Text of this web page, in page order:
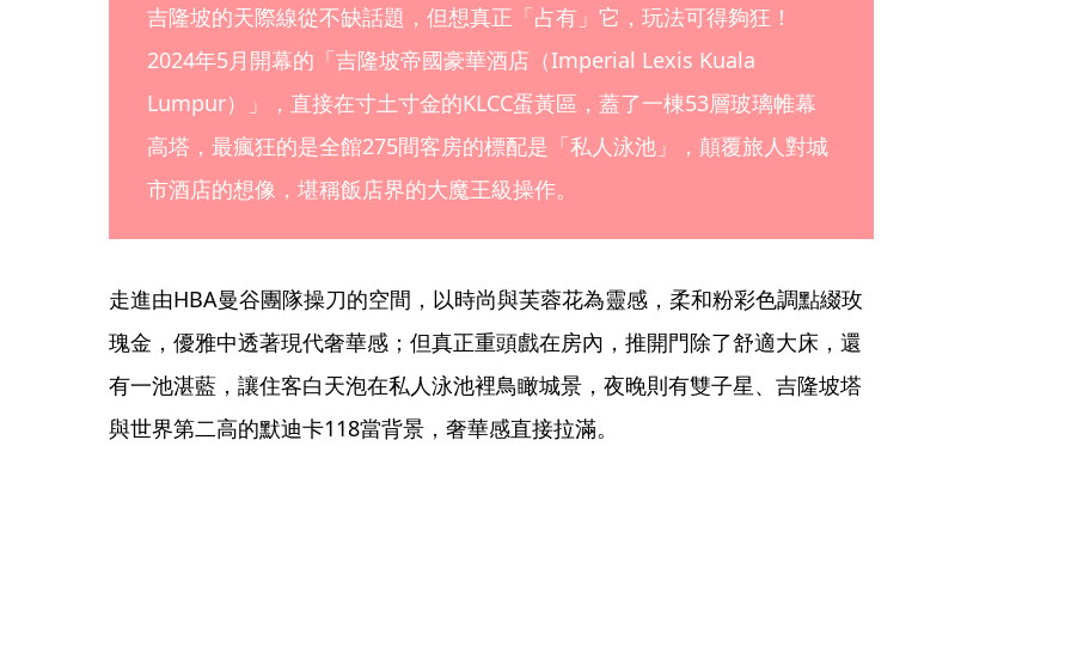
吉隆坡的天際線從不缺話題，但想真正「占有」它，玩法可得夠狂！
2024年5月開幕的「吉隆坡帝國豪華酒店（Imperial Lexis Kuala
Lumpur）」，直接在寸土寸金的KLCC蛋黃區，蓋了一棟53層玻璃帷幕
高塔，最瘋狂的是全館275間客房的標配是「私人泳池」，顛覆旅人對城
市酒店的想像，堪稱飯店界的大魔王級操作。
走進由HBA曼谷團隊操刀的空間，以時尚與芙蓉花為靈感，柔和粉彩色調點綴玫
瑰金，優雅中透著現代奢華感；但真正重頭戲在房內，推開門除了舒適大床，還
有一池湛藍，讓住客白天泡在私人泳池裡鳥瞰城景，夜晚則有雙子星、吉隆坡塔
與世界第二高的默迪卡118當背景，奢華感直接拉滿。